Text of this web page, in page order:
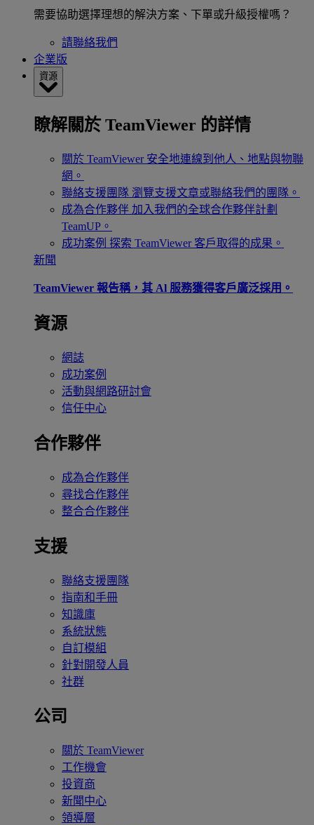
需要協助選擇理想的解決方案、下單或升級授權嗎？
請聯絡我們
企業版
資源
瞭解關於 TeamViewer 的詳情
關於 TeamViewer 安全地連線到他人、地點與物聯
網。
聯絡支援團隊 瀏覽支援文章或聯絡我們的團隊。
成為合作夥伴 加入我們的全球合作夥伴計劃
TeamUP。
成功案例 探索 TeamViewer 客戶取得的成果。
新聞
TeamViewer 報告稱，其 Al 服務獲得客戶廣泛採用。
資源
網誌
成功案例
活動與網路研討會
信任中心
合作夥伴
成為合作夥伴
尋找合作夥伴
整合合作夥伴
支援
聯絡支援團隊
指南和手冊
知識庫
系統狀態
自訂模組
針對開發人員
社群
公司
關於 TeamViewer
工作機會
投資商
新聞中心
領導層